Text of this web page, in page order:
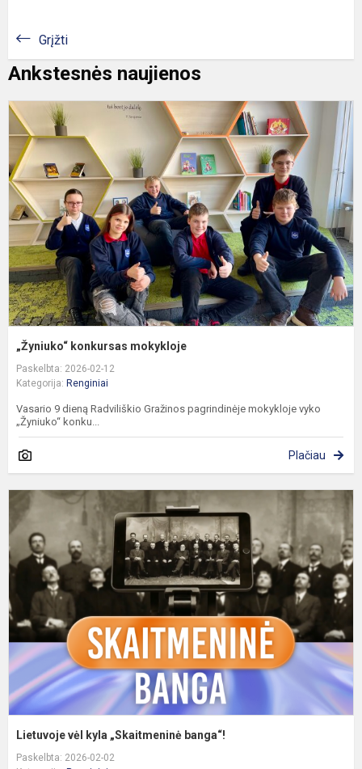
Grįžti
Ankstesnės naujienos
„Žyniuko“ konkursas mokykloje
Paskelbta: 2026-02-12
Kategorija: Renginiai
Vasario 9 dieną Radviliškio Gražinos pagrindinėje mokykloje vyko
„Žyniuko“ konku...
Plačiau
Lietuvoje vėl kyla „Skaitmeninė banga“!
Paskelbta: 2026-02-02